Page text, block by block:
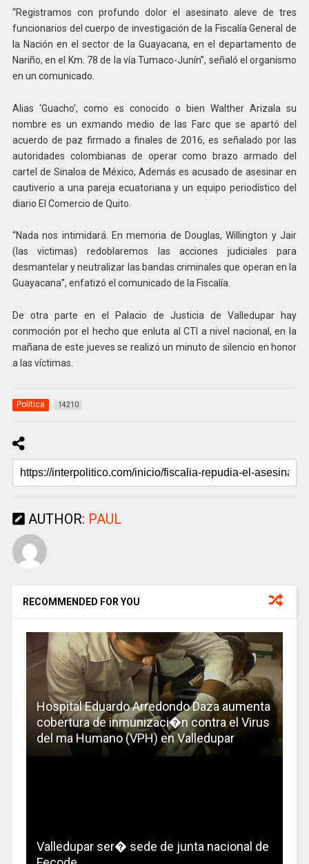
“Registramos con profundo dolor el asesinato aleve de tres
funcionarios del cuerpo de investigación de la Fiscalía General de
la Nación en el sector de la Guayacana, en el departamento de
Nariño, en el Km. 78 de la vía Tumaco-Junín”, señaló el organismo
en un comunicado.
Alias ‘Guacho’, como es conocido o bien Walther Arizala su
nombre es un exmando medio de las Farc que se apartó del
acuerdo de paz firmado a finales de 2016, es señalado por las
autoridades colombianas de operar como brazo armado del
cartel de Sinaloa de México, Además es acusado de asesinar en
cautiverio a una pareja ecuatoriana y un equipo periodístico del
diario El Comercio de Quito.
“Nada nos intimidará. En memoria de Douglas, Willington y Jair
(las victimas) redoblaremos las acciones judiciales para
desmantelar y neutralizar las bandas criminales que operan en la
Guayacana”, enfatizó el comunicado de la Fiscalía.
De otra parte en el Palacio de Justicia de Valledupar hay
conmoción por el hecho que enluta al CTI a nivel nacional, en la
mañana de este jueves se realizó un minuto de silencio en honor
a las víctimas.
Politica 14210
AUTHOR: PAUL
RECOMMENDED FOR YOU
Hospital Eduardo Arredondo Daza aumenta
cobertura de inmunizaci�n contra el Virus
del ma Humano (VPH) en Valledupar
Valledupar ser� sede de junta nacional de